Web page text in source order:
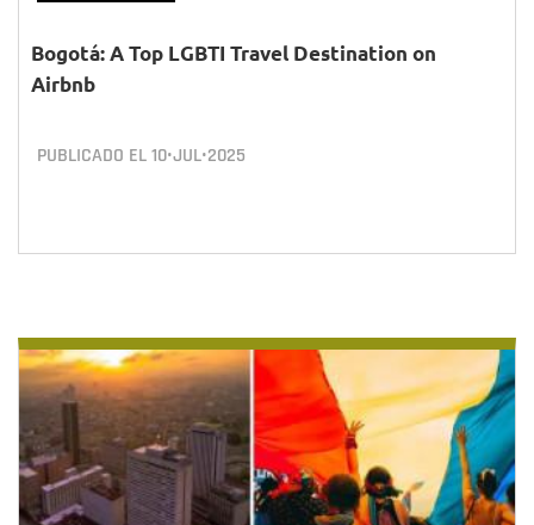
Bogotá: A Top LGBTI Travel Destination on
Airbnb
PUBLICADO EL10•JUL•2025